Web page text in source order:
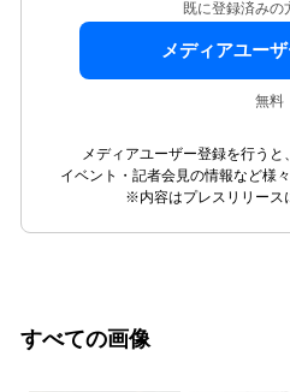
既に登録済みの
メディアユー
無料
メディアユーザー登録を行うと
イベント・記者会見の情報など様
※内容はプレスリリース
すべての画像